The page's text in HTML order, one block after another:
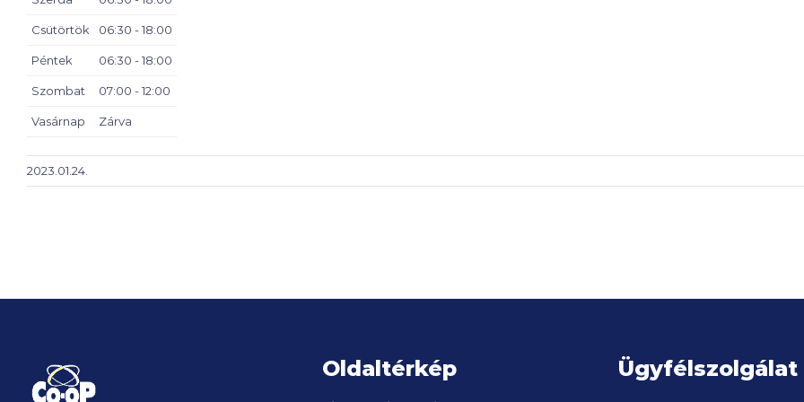
Csütörtök 06:30 - 18:00
Péntek 06:30 - 18:00
Szombat 07:00 - 12:00
Vasárnap Zárva
2023.01.24.
Oldaltérkép Ügyfélszolgálat